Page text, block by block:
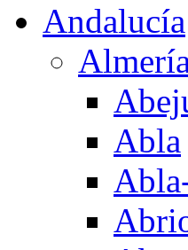
Andalucía
Abla